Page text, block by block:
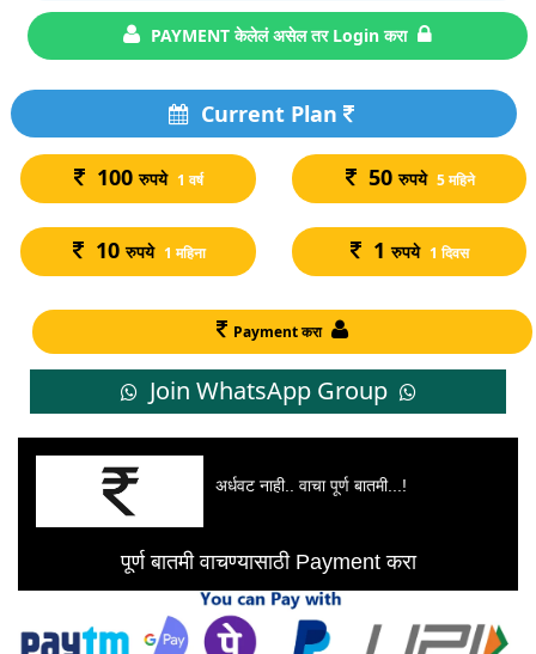
PAYMENT केलेलं असेल तर Login करा
Current Plan
100 रुपये 1 वर्ष 50 रुपये 5 महिने
10 रुपये 1 महिना 1 रुपये 1 दिवस
Payment करा
Join WhatsApp Group
अर्धवट नाही.. वाचा पूर्ण बातमी...!
पूर्ण बातमी वाचण्यासाठी Payment करा